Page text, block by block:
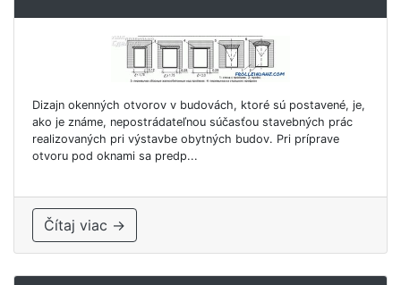
Dizajn okenných otvorov v budovách, ktoré sú postavené, je,
ako je známe, nepostrádateľnou súčasťou stavebných prác
realizovaných pri výstavbe obytných budov. Pri príprave
otvoru pod oknami sa predp...
Čítaj viac →